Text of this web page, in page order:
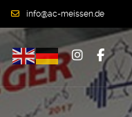
info@ac-meissen.de